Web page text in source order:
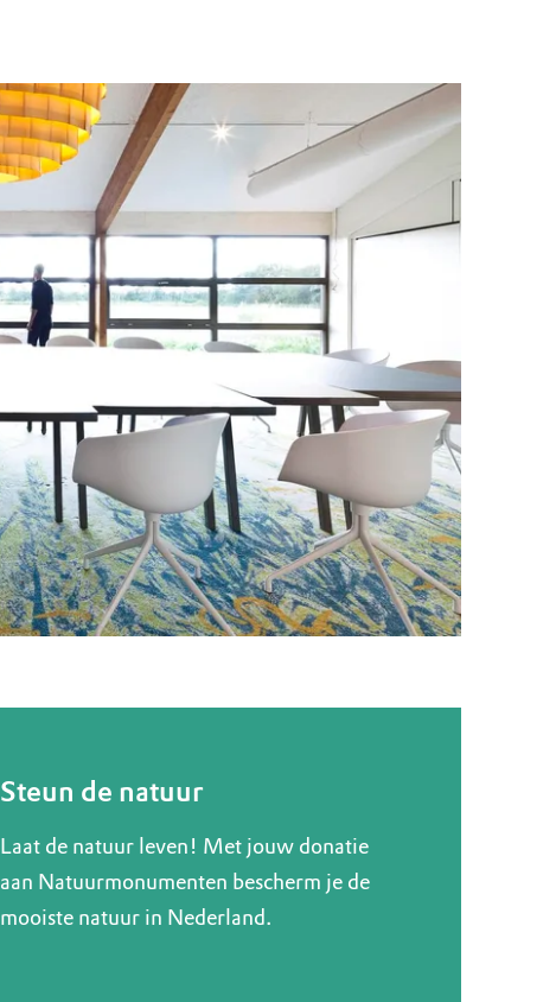
Steun de natuur
Laat de natuur leven! Met jouw donatie
aan Natuurmonumenten bescherm je de
mooiste natuur in Nederland.